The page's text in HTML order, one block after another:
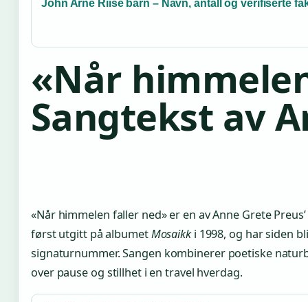
John Arne Riise barn – Navn, antall og verifiserte
«Når
Sangtekst av
«Når himmelen faller ned» er en av Anne Grete
først utgitt på albumetMosaikki 1998, og har siden
signaturnummer. Sangen kombinerer poetiske
over pause og stillhet i en travel hverdag.